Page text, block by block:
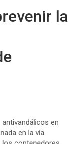
la
en
en la vía